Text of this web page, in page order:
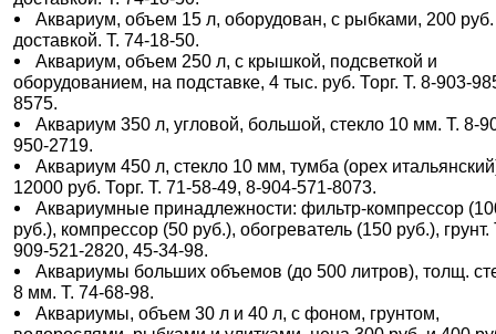
Аквариум, объем 15 л, оборудован, с рыбками, 200
доставкой. Т. 74-18-50.
Аквариум, объем 250 л, с крышкой, подсветкой и
оборудованием, на подставке, 4 тыс. руб. Торг. Т. 8-903-
8575.
Аквариум 350 л, угловой, большой, стекло 10 мм. Т. 8-
950-2719.
Аквариум 450 л, стекло 10 мм, тумба (орех
12000 руб. Торг. Т. 71-58-49, 8-904-571-8073.
Аквариумные принадлежности: фильтр-компрессор
руб.), компрессор (50 руб.), обогреватель (150 руб.), грунт.
909-521-2820, 45-34-98.
Аквариумы больших объемов (до 500 литров), толщ.
8 мм. Т. 74-68-98.
Аквариумы, объем 30 л и 40 л, с фоном, грунтом,